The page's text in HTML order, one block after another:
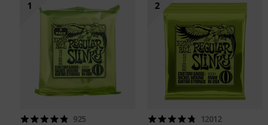
1
925
2
12012